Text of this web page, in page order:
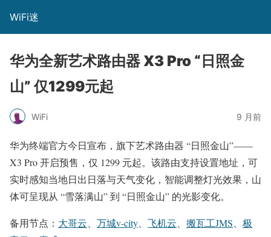
WiFi迷
华为全新艺术路由器 X3 Pro “日照金
山” 仅1299元起
WiFi 9 月前
华为终端官方今日宣布，旗下艺术路由器 “日照金山”——
X3 Pro 开启预售，仅 1299 元起。该路由支持设置地址，可
实时感知当地日出日落与天气变化，智能调整灯光效果，山
体可呈现从 “雪落满山” 到 “日照金山” 的光影变化。
备用节点： 大哥云 万城v-city 飞机云 搬瓦工JMS
极